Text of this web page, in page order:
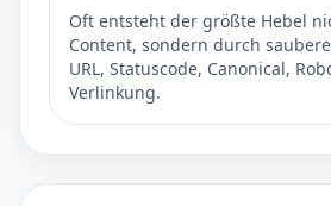
Oft entsteht der größte Hebel
Content, sondern durch
URL, Statuscode, Canonical,
Verlinkung.